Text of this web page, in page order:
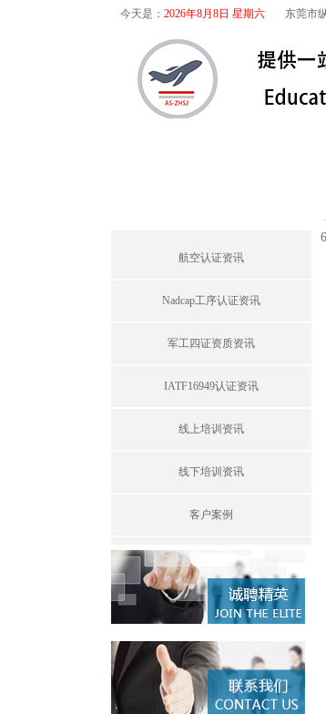
今天是： 2026年8月8日 星期六 东莞市
航空认证资讯
Nadcap工序认证资讯
军工四证资质资讯
IATF16949认证资讯
线上培训资讯
线下培训资讯
客户案例